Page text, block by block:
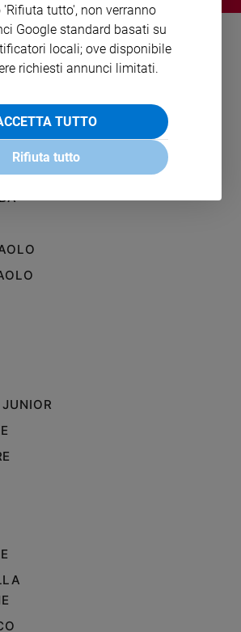
NOTE LEGALI
INFORMATIVA
WHISTLEBLOWING
SOCIAL
'Rifiuta tutto', non verranno
Google standard basati su
locali; ove disponibile
richiesti annunci limitati.
TUTTO
Rifiuta tutto